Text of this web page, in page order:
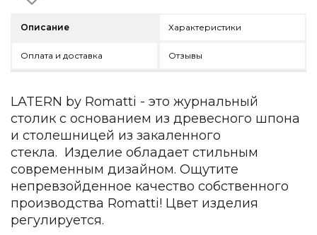
Полки и стеллажи
Консоли
Мебель для HoReCa
Корпусная мебель на заказ
Шкафы и гардеробные на заказ
Мебель для ванной
Офисная мебель
Детская мебель
Уличная и садовая мебель
Фитнес и wellness-оборудование
Коллекции
ROOM — Modern
Описание Характеристики
Оплата и доставка Отзывы
LATERN by Romatti - это журнальный
столик с основанием из древесного шпона
и столешницей из закаленного
стекла. Изделие обладает стильным
современным дизайном. Ощутите
непревзойденное качество собственного
производства Romatti! Цвет изделия
регулируется.